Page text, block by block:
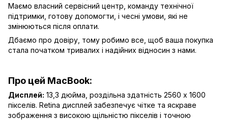
Маємо власний сервісний центр, команду технічної
підтримки, готову допомогти, і чесні умови, які не
змінюються після оплати.
Дбаємо про довіру, тому робимо все, щоб ваша покупка
стала початком тривалих і надійних відносин з нами.
Про цей MacBook:
Дисплей: 13,3 дюйма, роздільна здатність 2560 x 1600
пікселів. Retina дисплей забезпечує чітке та яскраве
зображення з високою щільністю пікселів і точною